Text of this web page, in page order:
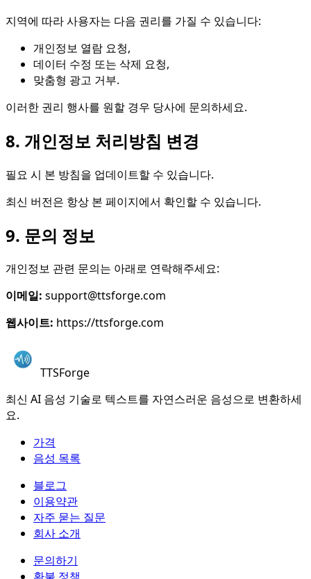
지역에 따라 사용자는 다음 권리를 가질 수 있습니다:
개인정보 열람 요청,
데이터 수정 또는 삭제 요청,
맞춤형 광고 거부.
이러한 권리 행사를 원할 경우 당사에 문의하세요.
8. 개인정보 처리방침 변경
필요 시 본 방침을 업데이트할 수 있습니다.
최신 버전은 항상 본 페이지에서 확인할 수 있습니다.
9. 문의 정보
개인정보 관련 문의는 아래로 연락해주세요:
이메일: support@ttsforge.com
웹사이트: https://ttsforge.com
TTSForge
최신 AI 음성 기술로 텍스트를 자연스러운 음성으로 변환하세
요.
가격
음성 목록
블로그
이용약관
자주 묻는 질문
회사 소개
문의하기